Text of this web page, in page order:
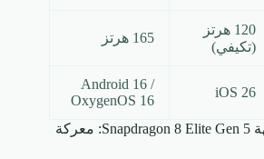
120 هرتز
(تكيفي)
165 هرتز
iOS 26
Android 16 /
OxygenOS 16
هاتف A19 Pro في مواجهة Snapdragon 8 Elite Gen 5: معركة